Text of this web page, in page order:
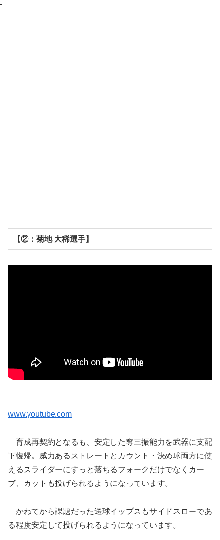
【②：菊地 大稀選手】
www.youtube.com
育成再契約となるも、安定した奪三振能力を武器に支配
下復帰。威力あるストレートとカウント・決め球両方に使
えるスライダーにすっと落ちるフォークだけでなくカー
ブ、カットも投げられるようになっています。
かねてから課題だった送球イップスもサイドスローであ
る程度安定して投げられるようになっています。